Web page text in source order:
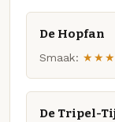
De Hopfan
Smaak:
De Tripel-